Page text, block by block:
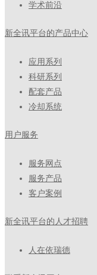
学术前沿
新全讯平台的产品中心
应用系列
科研系列
配套产品
冷却系统
用户服务
服务网点
服务产品
客户案例
新全讯平台的人才招聘
人在依瑞德